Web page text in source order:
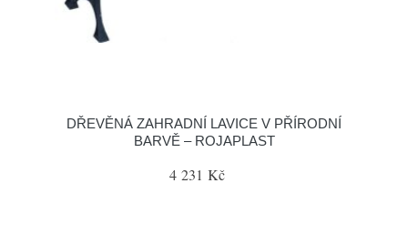
DŘEVĚNÁ ZAHRADNÍ LAVICE V PŘÍRODNÍ
BARVĚ – ROJAPLAST
4 231 Kč